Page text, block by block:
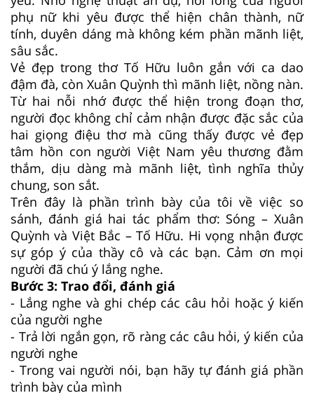
phụ nữ khi yêu được thể hiện chân thành, nữ
tính, duyên dáng mà không kém phần mãnh liệt,
sâu sắc.
Vẻ đẹp trong thơ Tố Hữu luôn gắn với ca dao
đậm đà, còn Xuân Quỳnh thì mãnh liệt, nồng nàn.
Từ hai nỗi nhớ được thể hiện trong đoạn thơ,
người đọc không chỉ cảm nhận được đặc sắc của
hai giọng điệu thơ mà cũng thấy được vẻ đẹp
tâm hồn con người Việt Nam yêu thương đằm
thắm, dịu dàng mà mãnh liệt, tình nghĩa thủy
chung, son sắt.
Trên đây là phần trình bày của tôi về việc so
sánh, đánh giá hai tác phẩm thơ: Sóng – Xuân
Quỳnh và Việt Bắc – Tố Hữu. Hi vọng nhận được
sự góp ý của thầy cô và các bạn. Cảm ơn mọi
người đã chú ý lắng nghe.
Bước 3: Trao đổi, đánh giá
- Lắng nghe và ghi chép các câu hỏi hoặc ý kiến
của người nghe
- Trả lời ngắn gọn, rõ ràng các câu hỏi, ý kiến của
người nghe
- Trong vai người nói, bạn hãy tự đánh giá phần
trình bày của mình